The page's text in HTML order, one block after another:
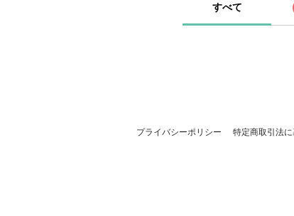
すべて
プライバシーポリシー 特定商取引法